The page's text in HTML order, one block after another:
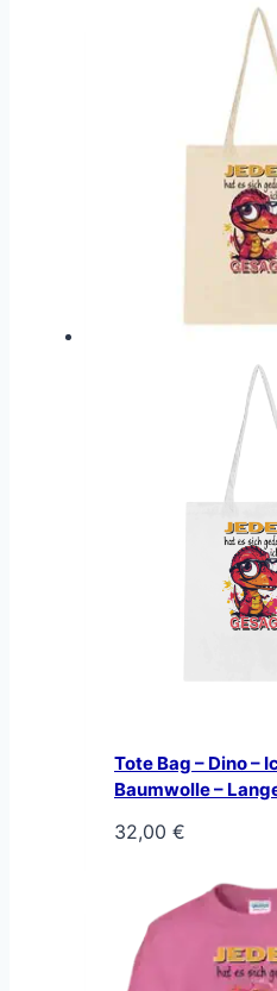
Tote Bag – Dino –
Baumwolle –
32,00 €